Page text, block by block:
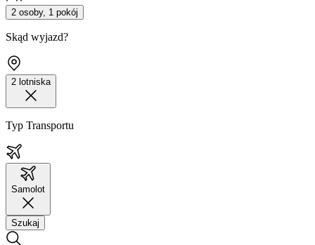
2 osoby, 1 pokój
Skąd wyjazd?
2 lotniska
Typ Transportu
Samolot
Szukaj